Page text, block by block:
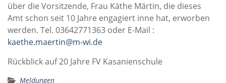
über die Vorsitzende, Frau Käthe Märtin, die dieses
Amt schon seit 10 Jahre engagiert inne hat, erworben
werden. Tel. 03642771363 oder E-Mail :
kaethe.maertin@m-wi.de
Rückblick auf 20 Jahre FV Kasanienschule
Meldungen